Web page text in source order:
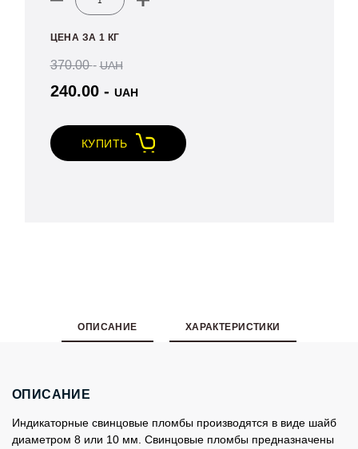
Количество
Свинцовая
индикаторная
ЦЕНА ЗА 1 КГ
370.00-UAH
240.00 - UAH
КУПИТЬ
ОПИСАНИЕ ХАРАКТЕРИСТИКИ
ОПИСАНИЕ
Индикаторные свинцовые пломбы производятся в виде шайб
диаметром 8 или 10 мм. Свинцовые пломбы предназначены